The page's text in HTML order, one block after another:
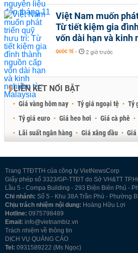
Việt Nam muốn
Từ tiết kiệm gia
vốn dài hạn và kinh
QUỐC TẾ - 2 giờ trước
LIÊN KẾT NỔI BẬT
Giá vàng hôm nay Tỷ giá ngoại tệ Tỷ
Tỷ giá euro
Giá heo hơi Giá cà phê
Lãi suất ngân hàng
Giá xăng dầu
Giá
Trang TTĐTTH của công ty VietNewsCorp
Giấy phép số 3323/GP-TTĐT do Sở VH&TT
Lầu 5 - Compa Building - 293 Điện Biên Phủ -
Chi nhánh: Số 5 - Khu 38A Trần Phú - Phường
Chịu trách nhiệm nội dung: Hoàng Hữu Lợi
Hotline: 0975798489
Email: info@vietnambiz.vn
Trách nhiệm về thông tin
DỊCH VỤ QUẢNG CÁO
Tel: 0931589222 (Ms Ngọc)